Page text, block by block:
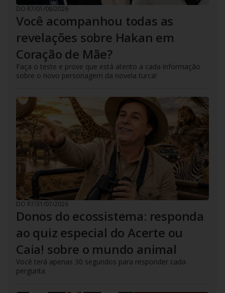
DO R7/01/08/2026
Você acompanhou todas as
revelações sobre Hakan em
Coração de Mãe?
Faça o teste e prove que está atento a cada informação
sobre o novo personagem da novela turca!
DO R7/31/07/2026
Donos do ecossistema: responda
ao quiz especial do Acerte ou
Caia! sobre o mundo animal
Você terá apenas 30 segundos para responder cada
pergunta